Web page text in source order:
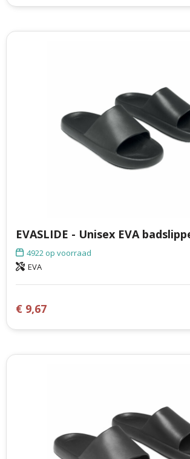
EVASLIDE - Unisex EVA
4922op voorraad
EVA
€ 9,67